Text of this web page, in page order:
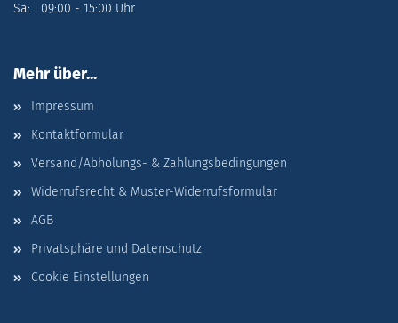
Sa: 09:00 - 15:00 Uhr
Mehr über...
Impressum
Kontaktformular
Versand/Abholungs- & Zahlungsbedingungen
Widerrufsrecht & Muster-Widerrufsformular
AGB
Privatsphäre und Datenschutz
Cookie Einstellungen